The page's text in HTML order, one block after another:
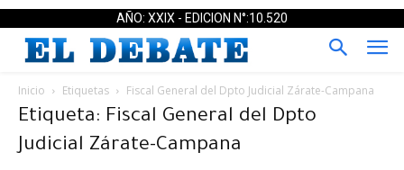
AÑO: XXIX - EDICION N°:10.520
Inicio Etiquetas Fiscal General del Dpto Judicial Zárate-Campana
Etiqueta: Fiscal General del Dpto
Judicial Zárate-Campana